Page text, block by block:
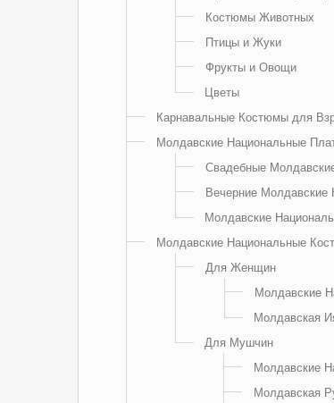
Костюмы Животных
Птицы и Жуки
Фрукты и Овощи
Цветы
Карнавальные Костюмы для
Молдавские Национальные
Свадебные
Вечерние Молдавские
Молдавские
Молдавские Национальные
Для Женщин
Молдавские
Молдавская
Для Мушчин
Молдавские
Молдавская